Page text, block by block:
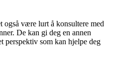
være lurt å konsultere med
De kan gi deg en annen
perspektiv som kan hjelpe deg